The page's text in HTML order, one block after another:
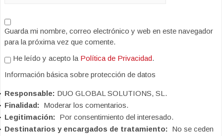
Guarda mi nombre, correo electrónico y web en este navegador
para la próxima vez que comente.
He leído y acepto la Política de Privacidad.
Información básica sobre protección de datos
Responsable: DUO GLOBAL SOLUTIONS, SL.
Finalidad: Moderar los comentarios.
Legitimación: Por consentimiento del interesado.
Destinatarios y encargados de tratamiento: No se ceden